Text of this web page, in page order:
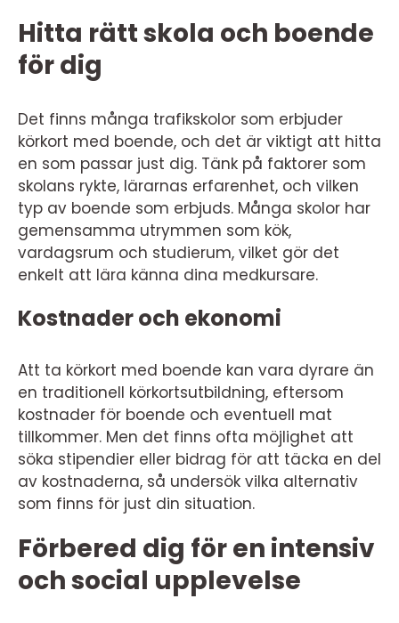
Hitta rätt skola och boende
för dig
Det finns många trafikskolor som erbjuder
körkort med boende, och det är viktigt att hitta
en som passar just dig. Tänk på faktorer som
skolans rykte, lärarnas erfarenhet, och vilken
typ av boende som erbjuds. Många skolor har
gemensamma utrymmen som kök,
vardagsrum och studierum, vilket gör det
enkelt att lära känna dina medkursare.
Kostnader och ekonomi
Att ta körkort med boende kan vara dyrare än
en traditionell körkortsutbildning, eftersom
kostnader för boende och eventuell mat
tillkommer. Men det finns ofta möjlighet att
söka stipendier eller bidrag för att täcka en del
av kostnaderna, så undersök vilka alternativ
som finns för just din situation.
Förbered dig för en intensiv
och social upplevelse